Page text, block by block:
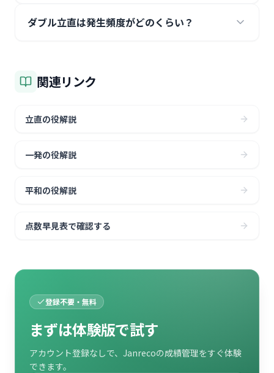
ダブル立直は発生頻度がどのくらい？
関連リンク
立直の役解説
一発の役解説
平和の役解説
点数早見表で確認する
登録不要・無料
まずは体験版で試す
アカウント登録なしで、Janrecoの成績管理をすぐ体験
できます。